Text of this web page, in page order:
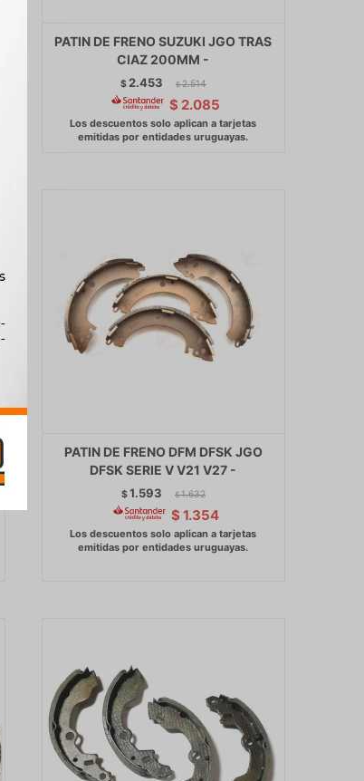
PATIN DE FRENO SUZUKI JGO TRAS
CIAZ 200MM -
$ 2.453 $ 2.514
$ 2.085
PATIN DE FRENO DFM DFSK JGO
DFSK SERIE V V21 V27 -
$1.593 $ 1.632
$ 1.354